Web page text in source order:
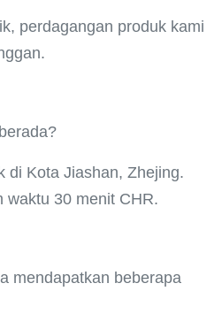
perdagangan produk kami
di Kota Jiashan, Zhejing.
waktu 30 menit CHR.
mendapatkan beberapa